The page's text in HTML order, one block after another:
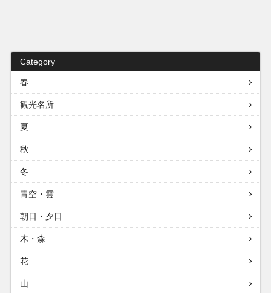
Category
春
観光名所
夏
秋
冬
青空・雲
朝日・夕日
木・森
花
山